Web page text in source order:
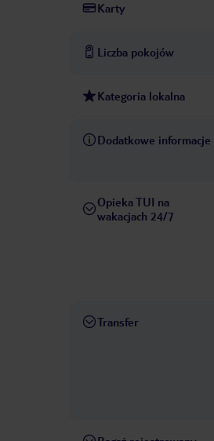
Karty
Liczba pokojów
Kategoria lokalna
Dodatkowe informacje
Opieka TUI na
wakacjach 24/7
Transfer